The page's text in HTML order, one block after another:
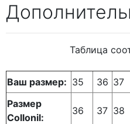
Таблица
Ваш размер: 35 36 37
Размер
Collonil:
36 37 38